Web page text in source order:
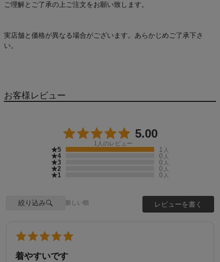
ご理解とご了承の上ご注文をお願い致します。
実店舗と価格が異なる場合がございます。あらかじめご了承下さ
い。
お客様レビュー
5.00
1 人のレビュー
★5 1 人
★4 0 人
★3 0 人
★2 0 人
★1 0 人
絞り込み 新しい順 レビューを書く
着やすいです